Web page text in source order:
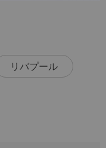
リバプール